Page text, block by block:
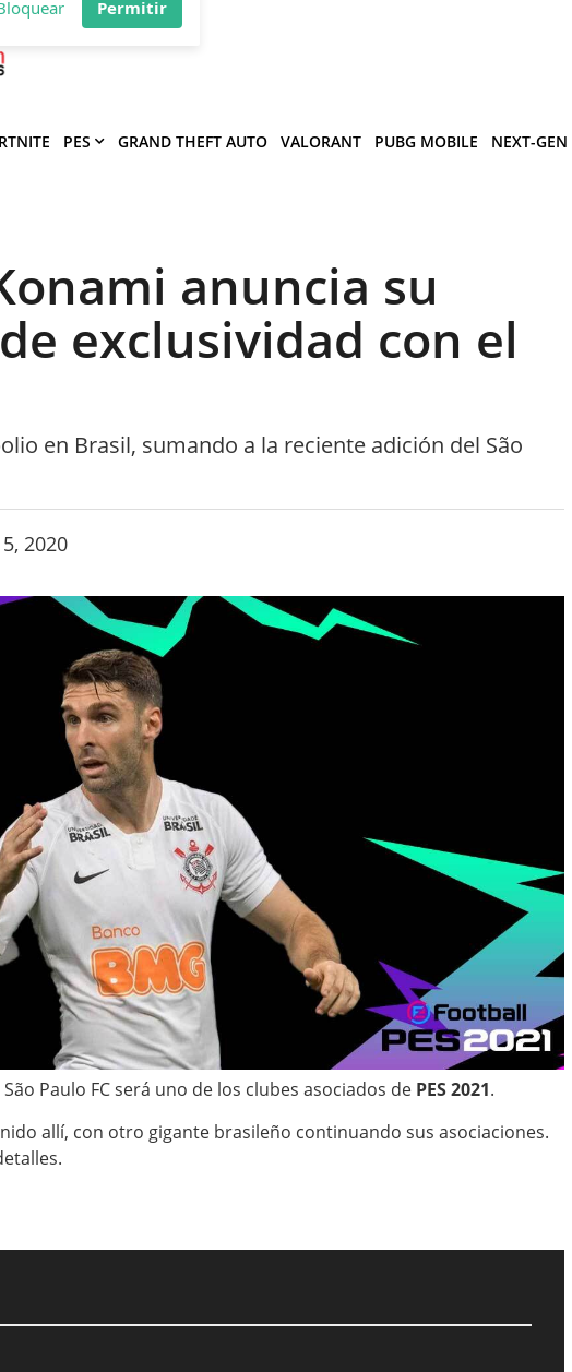
te envíe
artículos.
×
PES GRAND THEFT AUTO VALORANT PUBG MOBILE NEXT-GEN
anuncia su
exclusividad con el
en Brasil, sumando a la reciente adición del São
2020
Paulo FC será uno de los clubes asociados de PES 2021.
allí, con otro gigante brasileño continuando sus asociaciones.